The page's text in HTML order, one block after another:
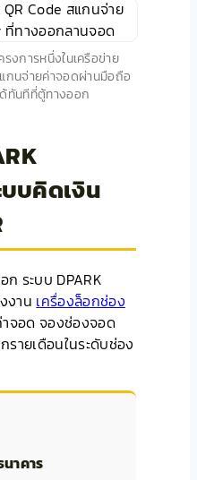
งการหนึ่งในเครือข่าย
กนจ่ายค่าจอดผ่านมือถือ
ทันทีที่ตู้ทางออก
บคิดเงิน
ก ระบบ DPARK
งาน เครื่องล็อกช่อง
จอด จองช่องจอด
รายเดือนในระดับช่อง
าคาร